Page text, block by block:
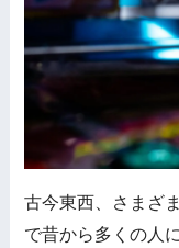
古今東西、さまざ
で昔から多くの人